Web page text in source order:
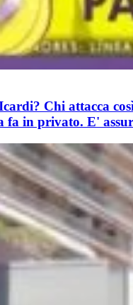
Chi attacca
fa in privato. E'